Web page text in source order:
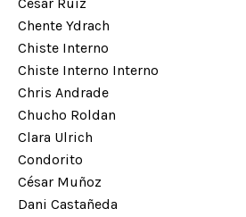
Chente Ydrach
Chiste Interno
Chiste Interno Interno
Chris Andrade
Chucho Roldan
Clara Ulrich
Condorito
César Muñoz
Dani Castañeda